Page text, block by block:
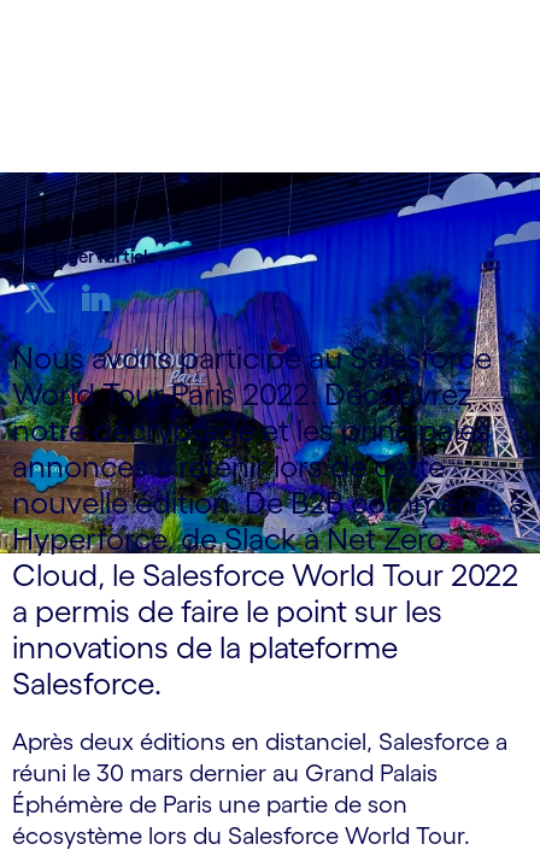
Partager l'article
Nous avons participé au Salesforce
World Tour Paris 2022. Découvrez
notre décryptage et les principales
annonces à retenir lors de cette
nouvelle édition. De B2B commerce à
Hyperforce, de Slack à Net Zero
Cloud, le Salesforce World Tour 2022
a permis de faire le point sur les
innovations de la plateforme
Salesforce.
Après deux éditions en distanciel, Salesforce a
réuni le 30 mars dernier au Grand Palais
Éphémère de Paris une partie de son
écosystème lors du Salesforce World Tour.